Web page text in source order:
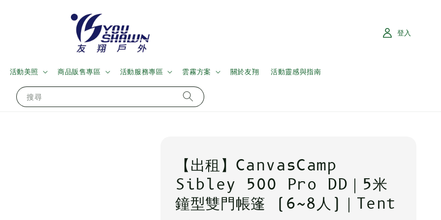
搜尋
活動美照 商品販售專區 活動服務專區 雲霧方案 關於友翔 活動靈感與指南
登入
【出租】CanvasCamp
Sibley 500 Pro DD｜5米
鐘型雙門帳篷 (6~8人)｜Tent